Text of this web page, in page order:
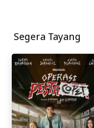
Segera Tayang